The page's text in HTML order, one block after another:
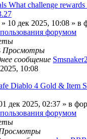
What challenge
» 10 дек 2025, 10:08 » в
форумом
Просмотры
сообщение
10:08
Diablo 4 Gold & Item
дек 2025, 02:37 » в
форумом